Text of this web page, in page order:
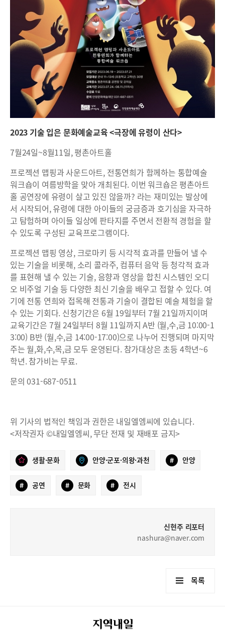
2023 기술 입은 문화예술교육 <극장에 유령이 산다>
7월24일~8월11일, 평촌아트홀
프로젝션 맵핑과 사운드아트, 전통연희가 함께하는 통합예술
워크숍이 여름방학을 맞아 개최된다. 이번 워크숍은 평촌아트
홀 공연장에 유령이 살고 있진 않을까? 라는 재미있는 발상에
서 시작되어, 유령에 대한 아이들의 궁금증과 호기심을 자극하
고 탐험하며 아이들 일상에 판타지를 주면서 전환적 경험을 할
수 있도록 구성된 교육프로그램이다.
프로젝션 맵핑 영상, 크로마키 등 시각적 효과를 만들어 낼 수
있는 기술을 비롯해, 소리 콜라주, 컴퓨터 음악 등 청각적 효과
를 표현해 낼 수 있는 기술, 음향과 영상을 합친 시스템인 오디
오 비주얼 기술 등 다양한 최신 기술을 배우고 접할 수 있다. 여
기에 전통 연희와 접목해 전통과 기술이 결합된 예술 체험을 할
수 있는 기회다. 신청기간은 6월 19일부터 7월 21일까지이며
교육기간은 7월 24일부터 8월 11일까지 A반 (월,수,금 10:00-1
3:00) B반 (월,수,금 14:00-17:00)으로 나누어 진행되며 마지막
주는 월,화,수,목,금 모두 운영된다. 참가대상은 초등 4학년~6
학년. 참가비는 무료.
문의 031-687-0511
위 기사의 법적인 책임과 권한은 내일엘엠씨에 있습니다.
<저작권자 ©내일엘엠씨, 무단 전재 및 재배포 금지>
생활·문화 안양·군포·의왕·과천 # 안양
# 공연 # 문화 # 전시
신현주 리포터
nashura@naver.com
목록